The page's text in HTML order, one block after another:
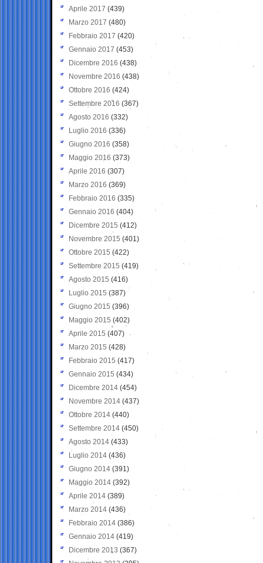
Aprile 2017 (439)
Marzo 2017 (480)
Febbraio 2017 (420)
Gennaio 2017 (453)
Dicembre 2016 (438)
Novembre 2016 (438)
Ottobre 2016 (424)
Settembre 2016 (367)
Agosto 2016 (332)
Luglio 2016 (336)
Giugno 2016 (358)
Maggio 2016 (373)
Aprile 2016 (307)
Marzo 2016 (369)
Febbraio 2016 (335)
Gennaio 2016 (404)
Dicembre 2015 (412)
Novembre 2015 (401)
Ottobre 2015 (422)
Settembre 2015 (419)
Agosto 2015 (416)
Luglio 2015 (387)
Giugno 2015 (396)
Maggio 2015 (402)
Aprile 2015 (407)
Marzo 2015 (428)
Febbraio 2015 (417)
Gennaio 2015 (434)
Dicembre 2014 (454)
Novembre 2014 (437)
Ottobre 2014 (440)
Settembre 2014 (450)
Agosto 2014 (433)
Luglio 2014 (436)
Giugno 2014 (391)
Maggio 2014 (392)
Aprile 2014 (389)
Marzo 2014 (436)
Febbraio 2014 (386)
Gennaio 2014 (419)
Dicembre 2013 (367)